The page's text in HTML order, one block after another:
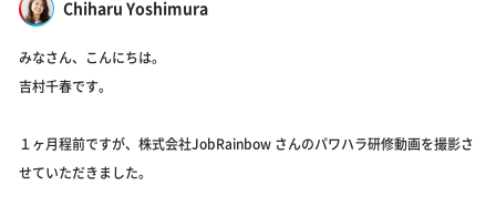
Chiharu Yoshimura
みなさん、こんにちは。
吉村千春です。
１ヶ月程前ですが、株式会社JobRainbow さんのパワハラ研修動画を撮影さ
せていただきました。